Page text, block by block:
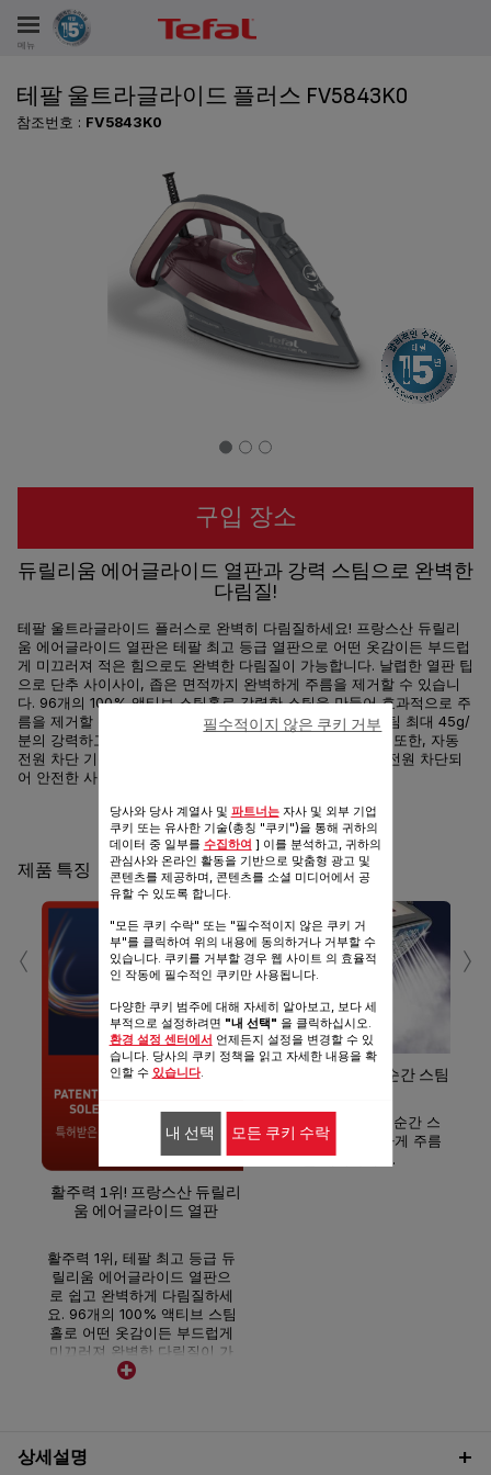
메뉴
테팔 울트라글라이드 플러스 FV5843K0
참조번호 : FV5843K0
구입 장소
듀릴리움 에어글라이드 열판과 강력 스팀으로 완벽한
다림질!
테팔 울트라글라이드 플러스로 완벽히 다림질하세요! 프랑스산 듀릴리
움 에어글라이드 열판은 테팔 최고 등급 열판으로 어떤 옷감이든 부드럽
게 미끄러져 적은 힘으로도 완벽한 다림질이 가능합니다. 날렵한 열판 팁
으로 단추 사이사이, 좁은 면적까지 완벽하게 주름을 제거할 수 있습니
다. 96개의 100% 액티브 스팀홀로 강력한 스팀을 만들어 효과적으로 주
름을 제거할 수 있습니다. 순간 강력 스팀 210g/분, 연속 스팀 최대 45g/
분의 강력하고 풍부한 스팀으로 더 완벽하게 다림질하세요. 또한, 자동
전원 차단 기능으로 수평은 30초, 수직은 8분 이후에 자동 전원 차단되
어 안전한 사용이 가능합니다.
공유 보내기
제품 특징
활주력 1위! 프랑스산 듀릴리
움 에어글라이드 열판
활주력 1위, 테팔 최고 등급 듀
릴리움 에어글라이드 열판으
로 쉽고 완벽하게 다림질하세
요. 96개의 100% 액티브 스팀
홀로 어떤 옷감이든 부드럽게
미끄러져 완벽한 다림질이 가
능합니다.
최대 210g/분 강력 순간 스팀
최대 210g/분 초강력 순간 스
팀으로 빠르고 완벽하게 주름
을 제거하세요.
‹ ›
상세설명
당사와 당사 계열사 및 파트너는자사 및 외부 기업
쿠키 또는 유사한 기술(총칭 "쿠키")을 통해 귀하의
데이터 중 일부를 수집하여 ] 이를 분석하고, 귀하의
관심사와 온라인 활동을 기반으로 맞춤형 광고 및
콘텐츠를 제공하며, 콘텐츠를 소셜 미디어에서 공
유할 수 있도록 합니다.
"모든 쿠키 수락" 또는 "필수적이지 않은 쿠키 거
부"를 클릭하여 위의 내용에 동의하거나 거부할 수
있습니다. 쿠키를 거부할 경우 웹 사이트 의 효율적
인 작동에 필수적인 쿠키만 사용됩니다.
다양한 쿠키 범주에 대해 자세히 알아보고, 보다 세
부적으로 설정하려면 "내 선택" 을 클릭하십시오.
환경 설정 센터에서 언제든지 설정을 변경할 수 있
습니다. 당사의 쿠키 정책을 읽고 자세한 내용을 확
인할 수 있습니다.
필수적이지 않은 쿠키 거부
내 선택 모든 쿠키 수락